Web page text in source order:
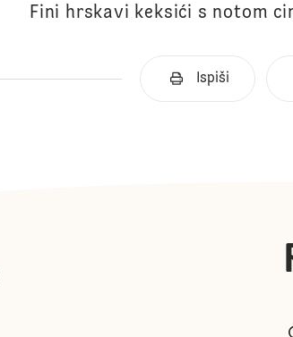
Fini hrskavi keksići s notom
Ispiši